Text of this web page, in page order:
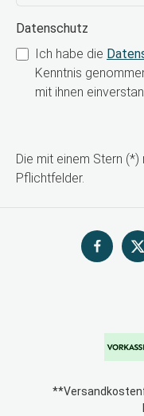
Datenschutz
Ich habe die
Kenntnis
mit ihnen
Die mit einem Stern
Pflichtfelder.